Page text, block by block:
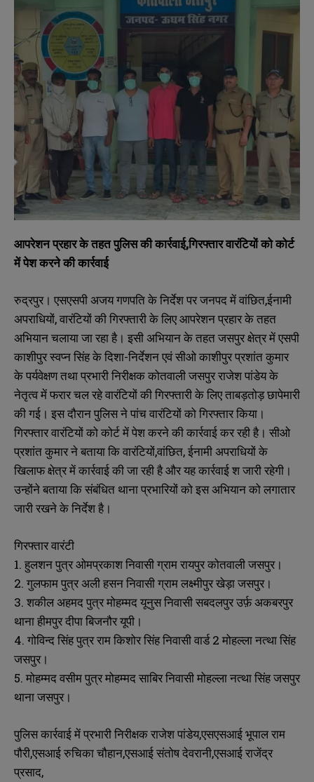
आपरेशन प्रहार के तहत पुलिस की कार्रवाई,गिरफ्तार वारंटियों को कोर्ट
में पेश करने की कार्रवाई
रुद्रपुर। एसएसपी अजय गणपति के निर्देश पर जनपद में वांछित,ईनामी
अपराधियों, वारंटियों की गिरफ्तारी के लिए आपरेशन प्रहार के तहत
अभियान चलाया जा रहा है। इसी अभियान के तहत जसपुर क्षेत्र में एसपी
काशीपुर स्वप्न सिंह के दिशा-निर्देशन एवं सीओ काशीपुर प्रशांत कुमार
के पर्यवेक्षण तथा प्रभारी निरीक्षक कोतवाली जसपुर राजेश पांडेय के
नेतृत्व में फरार चल रहे वारंटियों की गिरफ्तारी के लिए ताबड़तोड़ छापेमारी
की गई। इस दौरान पुलिस ने पांच वारंटियों को गिरफ्तार किया।
गिरफ्तार वारंटियों को कोर्ट में पेश करने की कार्रवाई कर रही है। सीओ
प्रशांत कुमार ने बताया कि वारंटियों,वांछित, ईनामी अपराधियों के
खिलाफ क्षेत्र में कार्रवाई की जा रही है और यह कार्रवाई श जारी रहेगी।
उन्होंने बताया कि संबंधित थाना प्रभारियों को इस अभियान को लगातार
जारी रखने के निर्देश है।
गिरफ्तार वारंटी
1. हुलशन पुत्र ओमप्रकाश निवासी ग्राम रायपुर कोतवाली जसपुर।
2. गुलफाम पुत्र अली हसन निवासी ग्राम लक्ष्मीपुर खेड़ा जसपुर।
3. शकील अहमद पुत्र मोहम्मद यूनुस निवासी सबदलपुर उर्फ़ अकबरपुर
थाना हीमपुर दीपा बिजनौर यूपी।
4. गोविन्द सिंह पुत्र राम किशोर सिंह निवासी वार्ड 2 मोहल्ला नत्था सिंह
जसपुर।
5. मोहम्मद वसीम पुत्र मोहम्मद साबिर निवासी मोहल्ला नत्था सिंह जसपुर
थाना जसपुर।
पुलिस कार्रवाई में प्रभारी निरीक्षक राजेश पांडेय,एसएसआई भूपाल राम
पौरी,एसआई रुचिका चौहान,एसआई संतोष देवरानी,एसआई राजेंद्र
प्रसाद,